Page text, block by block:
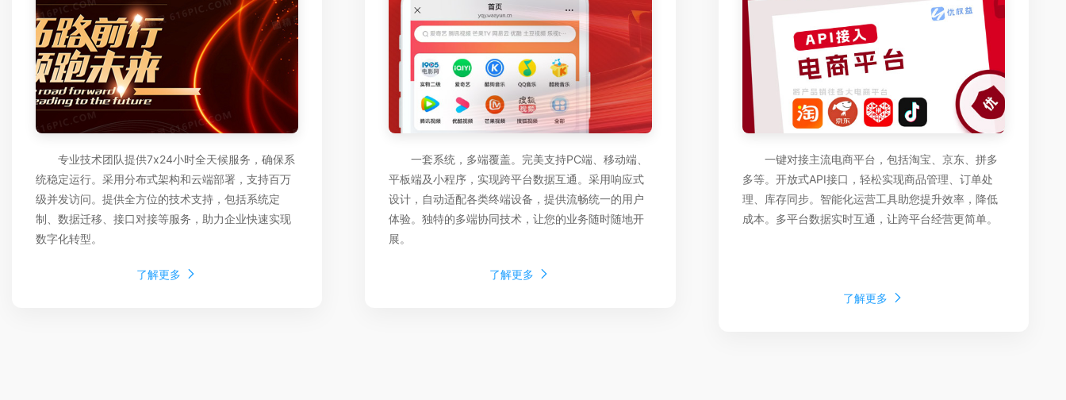
专业技术团队提供7x24小时全天候服务，确保系
统稳定运行。采用分布式架构和云端部署，支持百万
级并发访问。提供全方位的技术支持，包括系统定
制、数据迁移、接口对接等服务，助力企业快速实现
数字化转型。
了解更多
一套系统，多端覆盖。完美支持PC端、移动端、
平板端及小程序，实现跨平台数据互通。采用响应式
设计，自动适配各类终端设备，提供流畅统一的用户
体验。独特的多端协同技术，让您的业务随时随地开
展。
了解更多
一键对接主流电商平台，包括淘宝、京东、拼多
多等。开放式API接口，轻松实现商品管理、订单处
理、库存同步。智能化运营工具助您提升效率，降低
成本。多平台数据实时互通，让跨平台经营更简单。
了解更多